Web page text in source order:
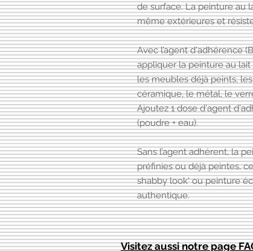
de surface. La peinture au
même extérieures et
Avec l’agent d'adhérence
appliquer la peinture au lait
les meubles déjà peints,
céramique, le métal, le
Ajoutez 1 dose d'agent
(poudre + eau).
Sans l’agent adhérent, la
préfinies ou déjà peintes,
shabby look' ou peinture
authentique.
Visitez aussi notre page